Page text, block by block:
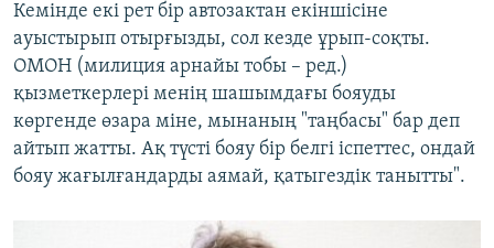
Кемінде екі рет бір автозактан екіншісіне
ауыстырып отырғызды, сол кезде ұрып-соқты.
ОМОН (милиция арнайы тобы – ред.)
қызметкерлері менің шашымдағы бояуды
көргенде өзара міне, мынаның "таңбасы" бар деп
айтып жатты. Ақ түсті бояу бір белгі іспеттес, ондай
бояу жағылғандарды аямай, қатыгездік танытты".